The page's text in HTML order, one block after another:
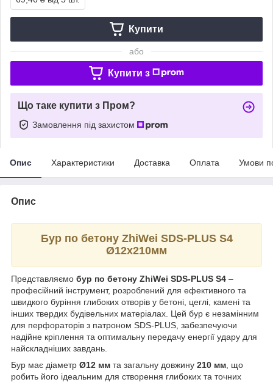
Купити
або
Купити з
Що таке купити з Пром?
Замовлення під захистом
Опис Характеристики Доставка Оплата Умови
Опис
Бур по бетону ZhiWei SDS-PLUS S4
Ø12х210мм
Представляємо бур по бетону ZhiWei SDS-PLUS S4 –
професійний інструмент, розроблений для ефективного та
швидкого буріння глибоких отворів у бетоні, цеглі, камені та
інших твердих будівельних матеріалах. Цей бур є незамінним
для перфораторів з патроном SDS-PLUS, забезпечуючи
надійне кріплення та оптимальну передачу енергії удару для
найскладніших завдань.
Бур має діаметр Ø12 мм та загальну довжину 210 мм , що
робить його ідеальним для створення глибоких та точних